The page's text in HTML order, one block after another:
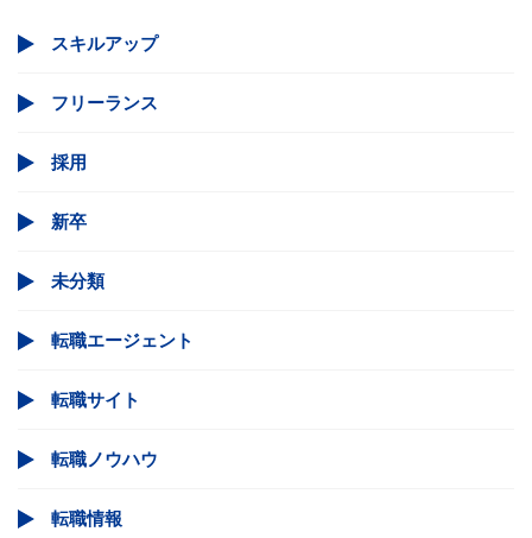
スキルアップ
フリーランス
採用
新卒
未分類
転職エージェント
転職サイト
転職ノウハウ
転職情報